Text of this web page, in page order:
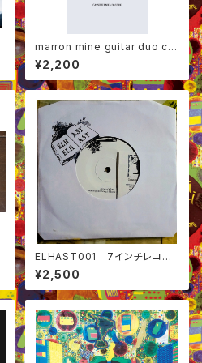
marron mine guitar duo ca
ssette tape
¥2,200
ELHAST001 7インチレコー
ド
¥2,500